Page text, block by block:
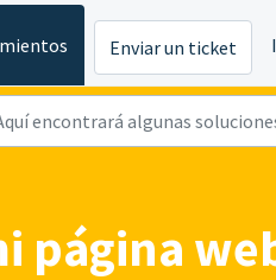
Enviar un ticket
página